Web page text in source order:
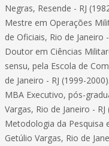
Negras, Resende - RJ
Mestre em Operações
de Oficiais, Rio de Janeiro
Doutor em Ciências
sensu, pela Escola de
de Janeiro - RJ (1999-2000).
MBA Executivo, pós-
Vargas, Rio de Janeiro - RJ
Metodologia da Pesquisa
Getúlio Vargas, Rio de